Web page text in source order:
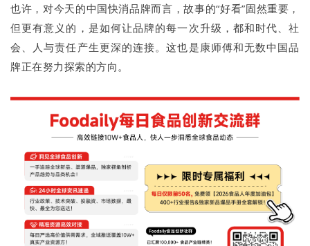
也许，对今天的中国快消品牌而言，故事的“好看”固然重要，
但更有意义的，是如何让品牌的每一次升级，都和时代、社
会、人与责任产生更深的连接。这也是康师傅和无数中国品
牌正在努力探索的方向。